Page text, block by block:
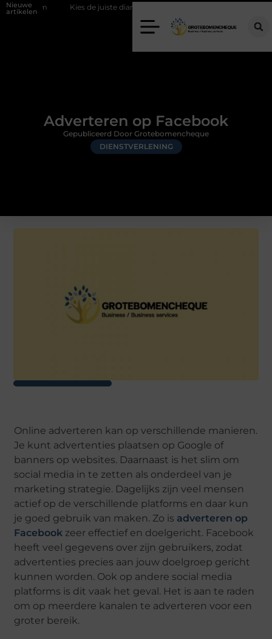
Nieuwe
artikelen
Kies de juiste diamantboor voor uw project
Adverteren op Facebook
DIENSTVERLENING
Gepubliceerd Door Grotebomencheque
Online adverteren kan op verschillende manieren.
Je kunt advertenties plaatsen op Google of
banners op websites. Daarnaast is het slim om
social media in te zetten als onderdeel van je
marketing strategie. Dagelijks zijn veel mensen
actief op de verschillende platforms en daar kun
je goed gebruik van maken. Zo is adverteren op
Facebook zeer effectief en doelgericht. Facebook
heeft veel gegevens over zijn gebruikers, zodat
advertenties precies aan jouw doelgroep gericht
kunnen worden. Ook op andere social media
platforms is dit vaak het geval. Het is aan te raden
om op meerdere kanalen te adverteren voor een
groter bereik.